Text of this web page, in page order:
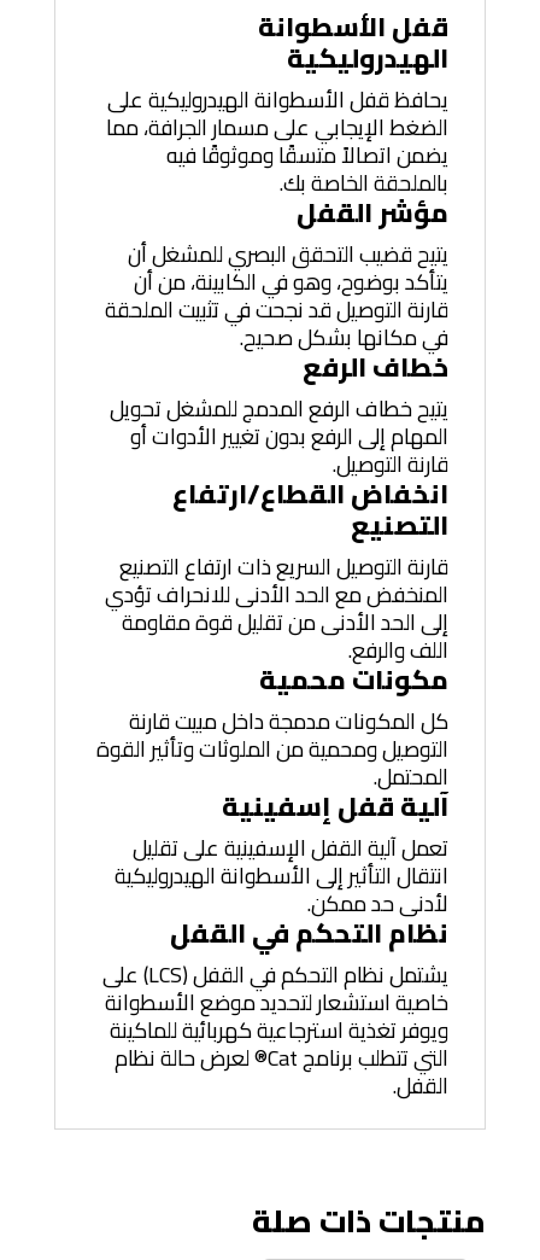
قفل الأسطوانة
الهيدروليكية
يحافظ قفل الأسطوانة الهيدروليكية على
الضغط الإيجابي على مسمار الجرافة، مما
يضمن اتصالاً متسقًا وموثوقًا فيه
بالملحقة الخاصة بك.
مؤشر القفل
يتيح قضيب التحقق البصري للمشغل أن
يتأكد بوضوح، وهو في الكابينة، من أن
قارنة التوصيل قد نجحت في تثبيت الملحقة
في مكانها بشكل صحيح.
خطاف الرفع
يتيح خطاف الرفع المدمج للمشغل تحويل
المهام إلى الرفع بدون تغيير الأدوات أو
قارنة التوصيل.
انخفاض القطاع/ارتفاع
التصنيع
قارنة التوصيل السريع ذات ارتفاع التصنيع
المنخفض مع الحد الأدنى للانحراف تؤدي
إلى الحد الأدنى من تقليل قوة مقاومة
اللف والرفع.
مكونات محمية
كل المكونات مدمجة داخل مبيت قارنة
التوصيل ومحمية من الملوثات وتأثير القوة
المحتمل.
آلية قفل إسفينية
تعمل آلية القفل الإسفينية على تقليل
انتقال التأثير إلى الأسطوانة الهيدروليكية
لأدنى حد ممكن.
نظام التحكم في القفل
يشتمل نظام التحكم في القفل (LCS) على
خاصية استشعار لتحديد موضع الأسطوانة
ويوفر تغذية استرجاعية كهربائية للماكينة
التي تتطلب برنامج Cat® لعرض حالة نظام
القفل.
منتجات ذات صلة